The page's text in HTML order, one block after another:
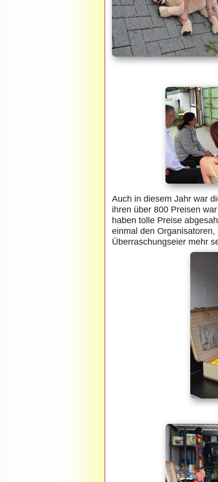
Auch in diesem Jahr war
ihren über 800 Preisen
haben tolle Preise
einmal den
Überraschungseier mehr